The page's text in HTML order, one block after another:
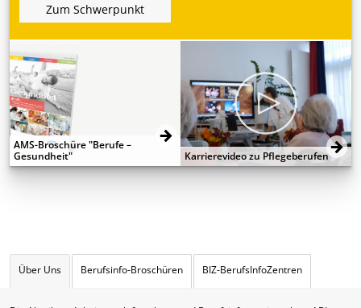
Zum Schwerpunkt
AMS-Broschüre "Berufe –
Gesundheit"
Karrierevideo zu Pflegeberufen
Über Uns Berufsinfo-Broschüren BIZ-BerufsInfoZentren